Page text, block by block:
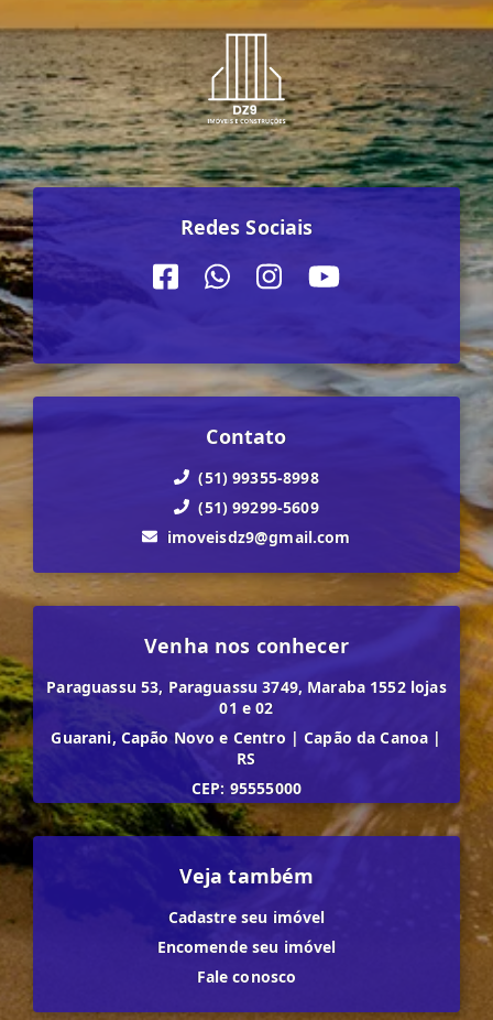
Redes Sociais
Contato
(51) 99355-8998
(51) 99299-5609
imoveisdz9@gmail.com
Venha nos conhecer
Paraguassu 53, Paraguassu 3749, Maraba 1552 lojas
01 e 02
Guarani, Capão Novo e Centro | Capão da Canoa |
RS
CEP: 95555000
Veja também
Cadastre seu imóvel
Encomende seu imóvel
Fale conosco